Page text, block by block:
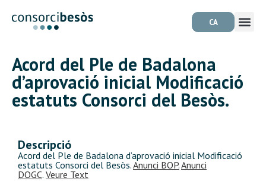
CA
Acord del Ple de Badalona
d’aprovació inicial Modificació
estatuts Consorci del Besòs.
Descripció
Acord del Ple de Badalona d’aprovació inicial Modificació
estatuts Consorci del Besòs.Anunci BOP.Anunci
DOGC. Veure Text